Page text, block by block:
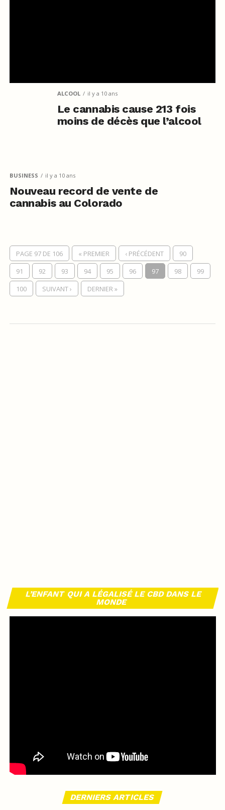
ALCOOL il y a 10 ans
Le cannabis cause 213 fois
moins de décès que l’alcool
BUSINESS il y a 10 ans
Nouveau record de vente de
cannabis au Colorado
PAGE 97 DE 106 « PREMIER ‹ PRÉCÉDENT
90
91
92 93 94 95 96 97 98
99
100
SUIVANT › DERNIER »
L’ENFANT QUI A LÉGALISÉ LE CBD DANS LE
MONDE
DERNIERS ARTICLES